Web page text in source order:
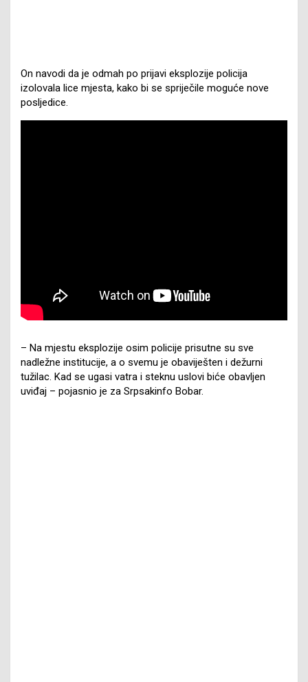
On navodi da je odmah po prijavi eksplozije policija
izolovala lice mjesta, kako bi se spriječile moguće nove
posljedice.
– Na mjestu eksplozije osim policije prisutne su sve
nadležne institucije, a o svemu je obaviješten i dežurni
tužilac. Kad se ugasi vatra i steknu uslovi biće obavljen
uviđaj – pojasnio je za Srpsakinfo Bobar.